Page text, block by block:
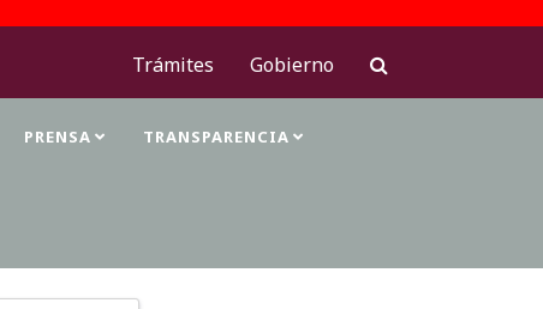
Trámites
Gobierno
PRENSA TRANSPARENCIA